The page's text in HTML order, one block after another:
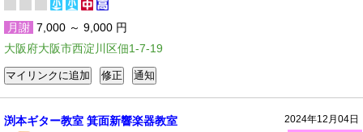
月謝 7,000 ～ 9,000 円
大阪府大阪市西淀川区佃1-7-19
2024年12月04日
渕本ギター教室 箕面新響楽器教室